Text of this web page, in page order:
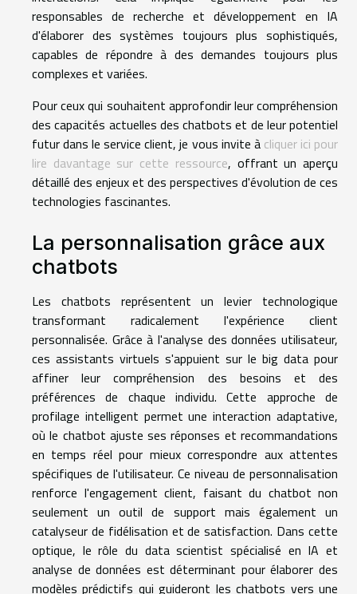
responsables de recherche et développement en IA
d'élaborer des systèmes toujours plus sophistiqués,
capables de répondre à des demandes toujours plus
complexes et variées.
Pour ceux qui souhaitent approfondir leur compréhension
des capacités actuelles des chatbots et de leur potentiel
futur dans le service client, je vous invite à cliquer ici pour
lire davantage sur cette ressource, offrant un aperçu
détaillé des enjeux et des perspectives d'évolution de ces
technologies fascinantes.
La personnalisation grâce aux
chatbots
Les chatbots représentent un levier technologique
transformant radicalement l'expérience client
personnalisée. Grâce à l'analyse des données utilisateur,
ces assistants virtuels s'appuient sur le big data pour
affiner leur compréhension des besoins et des
préférences de chaque individu. Cette approche de
profilage intelligent permet une interaction adaptative,
où le chatbot ajuste ses réponses et recommandations
en temps réel pour mieux correspondre aux attentes
spécifiques de l'utilisateur. Ce niveau de personnalisation
renforce l'engagement client, faisant du chatbot non
seulement un outil de support mais également un
catalyseur de fidélisation et de satisfaction. Dans cette
optique, le rôle du data scientist spécialisé en IA et
analyse de données est déterminant pour élaborer des
modèles prédictifs qui guideront les chatbots vers une